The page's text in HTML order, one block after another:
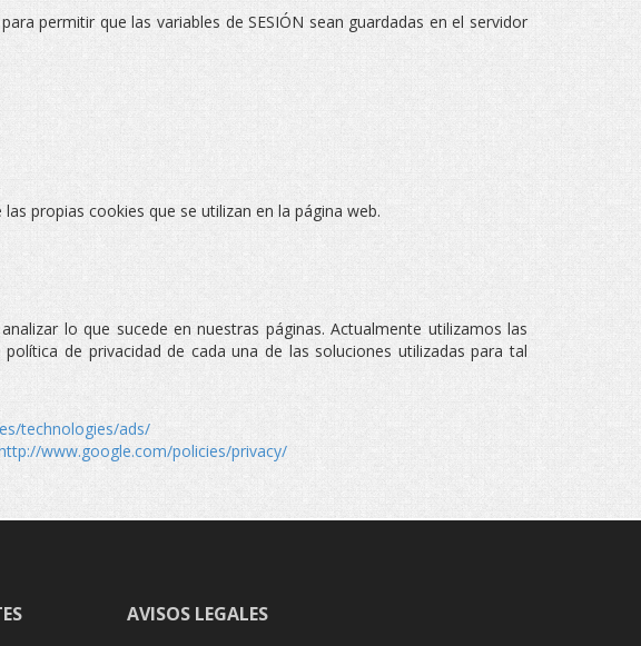
permitir que las variables de SESIÓN sean guardadas en el servidor
propias cookies que se utilizan en la página web.
lo que sucede en nuestras páginas. Actualmente utilizamos las
de privacidad de cada una de las soluciones utilizadas para tal
technologies/ads/
www.google.com/policies/privacy/
AVISOS LEGALES